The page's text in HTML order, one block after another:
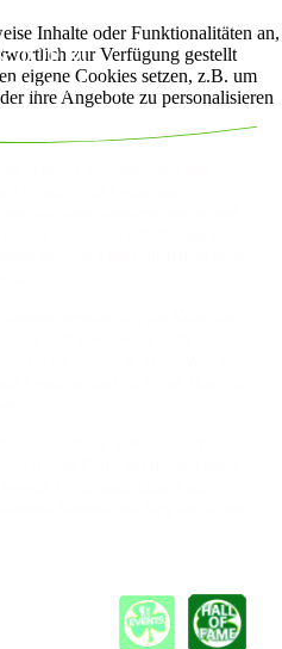
JOERG
Folk-Rock-Pop
Inhalte oder Funktionalitäten an,
zur Verfügung gestellt
eigene Cookies setzen, z.B. um
ihre Angebote zu personalisieren